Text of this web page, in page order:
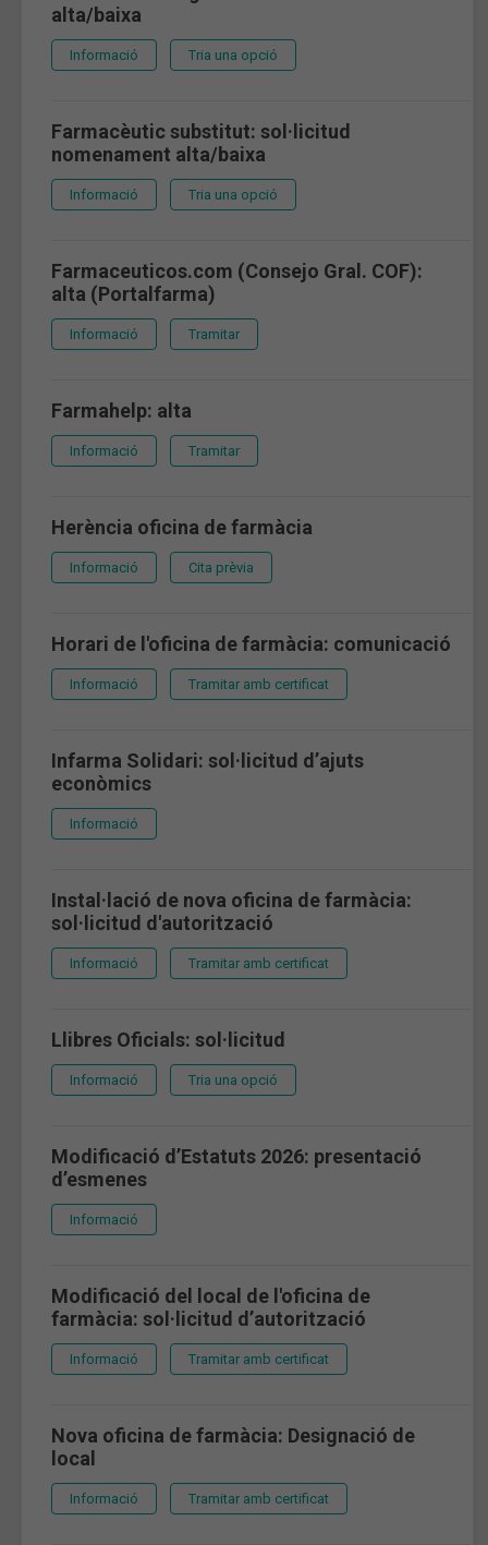
alta/baixa
Informació Tria una opció
Farmacèutic substitut: sol·licitud
nomenament alta/baixa
Informació Tria una opció
Farmaceuticos.com (Consejo Gral. COF):
alta (Portalfarma)
Informació Tramitar
Farmahelp: alta
Informació Tramitar
Herència oficina de farmàcia
Informació Cita prèvia
Horari de l'oficina de farmàcia: comunicació
Informació Tramitar amb certificat
Infarma Solidari: sol·licitud d’ajuts
econòmics
Informació
Instal·lació de nova oficina de farmàcia:
sol·licitud d'autorització
Informació Tramitar amb certificat
Llibres Oficials: sol·licitud
Informació Tria una opció
Modificació d’Estatuts 2026: presentació
d’esmenes
Informació
Modificació del local de l'oficina de
farmàcia: sol·licitud d’autorització
Informació Tramitar amb certificat
Nova oficina de farmàcia: Designació de
local
Informació Tramitar amb certificat